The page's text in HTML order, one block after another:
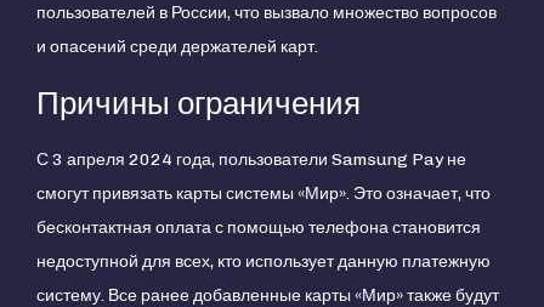
пользователей в России, что вызвало множество вопросов
и опасений среди держателей карт.
Причины ограничения
С 3 апреля 2024 года, пользователи Samsung Pay не
смогут привязать карты системы «Мир». Это означает, что
бесконтактная оплата с помощью телефона становится
недоступной для всех, кто использует данную платежную
систему. Все ранее добавленные карты «Мир» также будут